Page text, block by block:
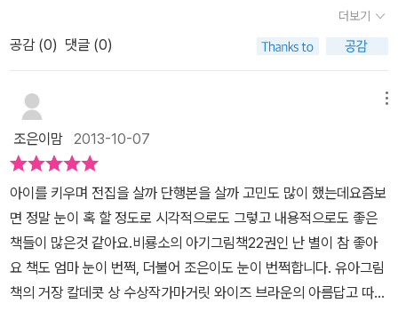
색깔 모두 등장했어요. 물감이 바뀔 때마다 더욱 신이 나서 쌩쌩 자동
차를 굴려주는 종호에요.그리고 엄마에게 <난 별이 참 좋아>에 나오
는 시대로 '짐을 싣는 윙바디, 고래상어 옮기는 수족관트럭, 빨간색 자
동차, 하얀색 우유차(코카콜라 차를 우유차라고 불러요.) 나는 자동차
가 좋아요!' 자기만의 시를 지어 한 수 읊어 주기까지 하네요!ㅎ 한
참 바퀴에 물감 묻혀서 굴리면서 놀다 자동차 줄세우기가 또 시작되
었어요~그러더니 빨간 불이라서 자동차가 못 간다고 하길래.. 제가
스펀지 붓으로 빨간색 신호등을 표시해줬더니만..파란색과 초록색 불
도 있어야 한다고 종호가 이리저리 찍어놓곤 자동차 놀이로 급 전환
했네요! '엄마 여기 사고나서 자동차들이 못 움직이네!!!' 하면서 꼬
리에 꼬리를 물고 줄세우기 놀이도 하고..견인차가 와야 하는데 집에
견인차가 없어서 못 온다는 둥, 소방차랑 경찰차랑 구급차도 와야 하
이!! 4살, 우리 아몽이는 종이접기를 잘 해요.그래서 엄마가 얼마 전
에 종이접기 책을 샀다죠.엄마랑 마주보고 종이접기를 처음 해 보고
엄마가 완전 놀랐었답니다.딱 한 번 엄마랑 마주보고 했는데 아몽이
가 혼자서 똑같이 접어냈거든요. 이번에는 물고기를 접어보기로 했
어요.물고기도 그냥 물고기가 아니라 가자미 물고기랍니다. 빨간 물
고기가 아몽이가 접은 거고 고동 물고기가 엄마가 접은 물고기인데,
아몽이의 빨간 물고기에 엄마가 네임펜으로 눈을 그리자, 아몽이가
저도 하고 싶다고 해서엄마의 고동 물고기의 눈은 아몽이가 그리기로
했어요. 짜잔! 4살 아몽이도 뚝딱 해 낼 수 있는 가자미 물고기 완성!!
물고기를 좋아하는 아몽이가 한 입 하려나봐요.^^
다는 것입니다.호기심이 왕성한 유아 또래의 심리를 아주 섬세하게
표현한 작가의 뛰어난 역량의 글 때문이겠죠.<난 별이 참 좋아>에서
시장 곳곳에 개성넘치는 사람의 표정과 움직임밤 하늘 가득이 펼쳐지
는 별빛의 향연.. 그림의 표현들도 인상적입니다. 색감의 다채롭고, 풍
부함은 유아들이 사물에 대한 접근성을 높여줍니다.흘림, 뿌림, 번짐
의 기법은 자유로움을 확장시켜 재미를 더합니다.28개월 아들도 한
쪽 한쪽 흥미롭게 지켜봅니다. '이건 뭐야?' 큰물고기를 보고는 '아빠
물고기'라며 말해주네요.<난 별이 참 좋아>를 아들과 읽다보면, '마거
릿 와이즈 브라운 작가'의 유아의 감정을 발견하고, 표현하는 위대함
에 새삼 놀랍니다. 유아들이 뭘 좋아하고, 뭘 느끼며, 왜 좋아하는지
박해남 그림2011년 7월 11일268*310mm / 28p 보드북권장연령 1
~3세비룡소 아기 그림책 22권 비룡소 아기 그림책 시리즈비룡소
아기 그림책 시리즈는 1세에서 3세까지 아기랑 부모님이랑 함께 보는
그림책입니다.아기의 성장발달에 맞게 사물 인지, 감성 발달, 언어 습
권인 『난 별이 참 좋아』 영유아를 대상으로 하는 책답게 모서리 라운
딩 처리가 되어 있는 보드북이랍니다.180도 펼침북으로 책장을 넘기
기도 편하지만 무게는 살짝 있는 편이네요.마거릿 와이즈 브라
운 '마거릿 와이즈 브라운,노래처럼 아름답고도 넌센스가 살아있는
글을 남긴 작가' -묘비명 젊
은 나이부터 작품활동을 시작했음에도아이들의 일상을 꿰뚫어 보는
눈과 리듬감이 살아 숨쉬는 문장들을 자유자재로 구사하는 필력,또한
더보기
공감 (0) 댓글 (0)
조은이맘 2013-10-07
아이를 키우며 전집을 살까 단행본을 살까 고민도 많이 했는데요즘보
면 정말 눈이 혹 할 정도로 시각적으로도 그렇고 내용적으로도 좋은
책들이 많은것 같아요.비룡소의 아기그림책22권인 난 별이 참 좋아
요 책도 엄마 눈이 번쩍, 더불어 조은이도 눈이 번쩍합니다. 유아그림
책의 거장 칼데콧 상 수상작가마거릿 와이즈 브라운의 아름답고 따뜻